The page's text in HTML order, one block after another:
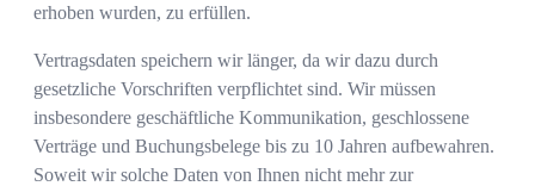
erhoben wurden, zu erfüllen.
Vertragsdaten speichern wir länger, da wir dazu durch
gesetzliche Vorschriften verpflichtet sind. Wir müssen
insbesondere geschäftliche Kommunikation, geschlossene
Verträge und Buchungsbelege bis zu 10 Jahren aufbewahren.
Soweit wir solche Daten von Ihnen nicht mehr zur